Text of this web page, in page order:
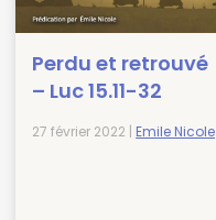
Perdu et retrouvé
– Luc 15.11-32
27 février 2022 | Emile Nicole